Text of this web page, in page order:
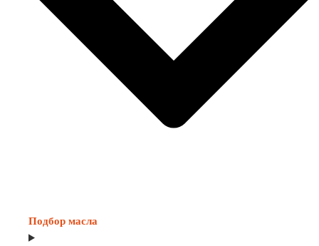
Подбор масла